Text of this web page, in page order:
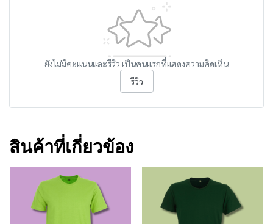
ยังไม่มีคะแนนและรีวิว เป็นคนแรกที่แสดงความคิดเห็น
รีวิว
สินค้าที่เกี่ยวข้อง